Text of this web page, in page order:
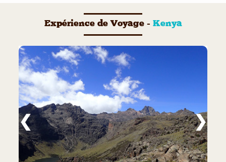
Expérience de Voyage - Kenya
❮ ❯